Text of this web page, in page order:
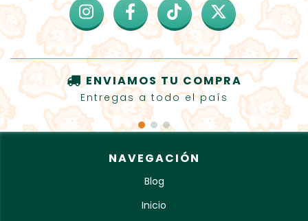
ENVIAMOS TU COMPRA
Entregas a todo el país
NAVEGACIÓN
Blog
Inicio